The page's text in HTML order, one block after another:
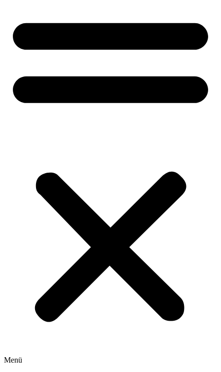
Menü